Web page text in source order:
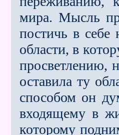
мира. Мысль
постичь в себе
области, в
просветлению,
оставила ту
способом он
входящему в
которому